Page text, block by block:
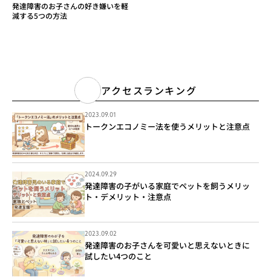
発達障害のお子さんの好き嫌いを軽
減する5つの方法
アクセスランキング
2023.09.01
トークンエコノミー法を使うメリットと注意点
2024.09.29
発達障害の子がいる家庭でペットを飼うメリッ
ト・デメリット・注意点
2023.09.02
発達障害のお子さんを可愛いと思えないときに
試したい4つのこと